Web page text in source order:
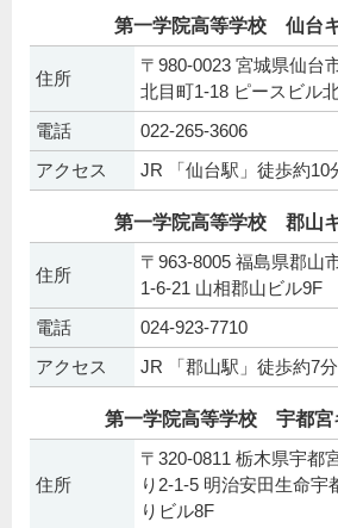
第一学院高等学校 仙台
住所
〒980-0023 宮城県仙台
北目町1-18 ピースビル
電話
022-265-3606
アクセス
JR 「仙台駅」徒歩約10
第一学院高等学校 郡山
住所
〒963-8005 福島県郡山
1-6-21 山相郡山ビル9F
電話
024-923-7710
アクセス
JR 「郡山駅」徒歩約7分
第一学院高等学校 宇都宮
住所
〒320-0811 栃木県宇都
り2-1-5 明治安田生命宇
りビル8F